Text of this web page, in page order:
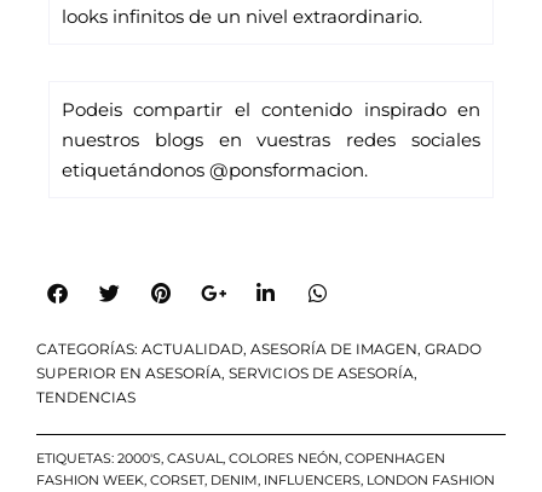
looks infinitos de un nivel extraordinario.
Podeis compartir el contenido inspirado en
nuestros blogs en vuestras redes sociales
etiquetándonos @ponsformacion.
CATEGORÍAS: ACTUALIDAD, ASESORÍA DE IMAGEN, GRADO
SUPERIOR EN ASESORÍA, SERVICIOS DE ASESORÍA,
TENDENCIAS
ETIQUETAS: 2000'S, CASUAL, COLORES NEÓN, COPENHAGEN
FASHION WEEK, CORSET, DENIM, INFLUENCERS, LONDON FASHION